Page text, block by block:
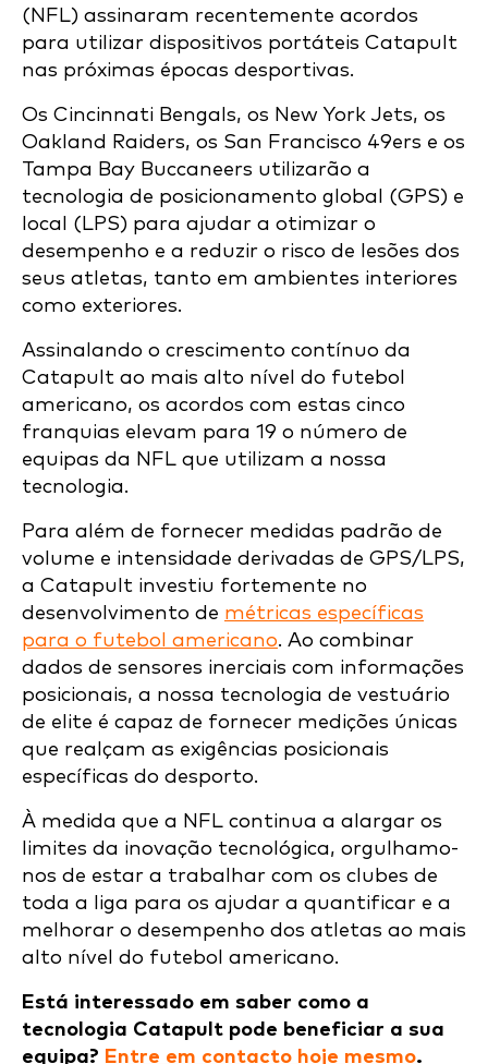
(NFL) assinaram recentemente acordos
para utilizar dispositivos portáteis Catapult
nas próximas épocas desportivas.
Os Cincinnati Bengals, os New York Jets, os
Oakland Raiders, os San Francisco 49ers e os
Tampa Bay Buccaneers utilizarão a
tecnologia de posicionamento global (GPS) e
local (LPS) para ajudar a otimizar o
desempenho e a reduzir o risco de lesões dos
seus atletas, tanto em ambientes interiores
como exteriores.
Assinalando o crescimento contínuo da
Catapult ao mais alto nível do futebol
americano, os acordos com estas cinco
franquias elevam para 19 o número de
equipas da NFL que utilizam a nossa
tecnologia.
Para além de fornecer medidas padrão de
volume e intensidade derivadas de GPS/LPS,
a Catapult investiu fortemente no
desenvolvimento de métricas específicas
para o futebol americano. Ao combinar
dados de sensores inerciais com informações
posicionais, a nossa tecnologia de vestuário
de elite é capaz de fornecer medições únicas
que realçam as exigências posicionais
específicas do desporto.
À medida que a NFL continua a alargar os
limites da inovação tecnológica, orgulhamo-
nos de estar a trabalhar com os clubes de
toda a liga para os ajudar a quantificar e a
melhorar o desempenho dos atletas ao mais
alto nível do futebol americano.
Está interessado em saber como a
tecnologia Catapult pode beneficiar a sua
equipa? Entre em contacto hoje mesmo.